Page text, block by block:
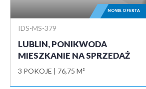
IDS-MS-379
LUBLIN, PONIKWODA
MIESZKANIE NA SPRZEDAŻ
3 POKOJE 76,75 M²
NOWA OFERTA